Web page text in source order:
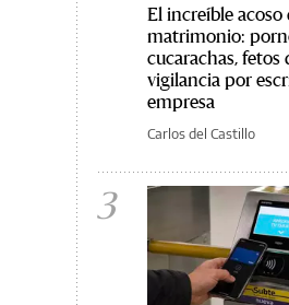
El increíble acoso
matrimonio:
cucarachas, fetos
vigilancia por
empresa
Carlos del Castillo
3